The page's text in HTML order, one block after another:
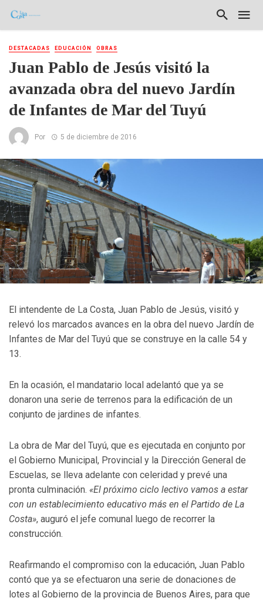
DESTACADAS EDUCACIÓN OBRAS
Juan Pablo de Jesús visitó la
avanzada obra del nuevo Jardín
de Infantes de Mar del Tuyú
Por 5 de diciembre de 2016
El intendente de La Costa, Juan Pablo de Jesús, visitó y
relevó los marcados avances en la obra del nuevo Jardín de
Infantes de Mar del Tuyú que se construye en la calle 54 y
13.
En la ocasión, el mandatario local adelantó que ya se
donaron una serie de terrenos para la edificación de un
conjunto de jardines de infantes.
La obra de Mar del Tuyú, que es ejecutada en conjunto por
el Gobierno Municipal, Provincial y la Dirección General de
Escuelas, se lleva adelante con celeridad y prevé una
pronta culminación. «El próximo ciclo lectivo vamos a estar
con un establecimiento educativo más en el Partido de La
Costa», auguró el jefe comunal luego de recorrer la
construcción.
Reafirmando el compromiso con la educación, Juan Pablo
contó que ya se efectuaron una serie de donaciones de
lotes al Gobierno de la provincia de Buenos Aires, para que